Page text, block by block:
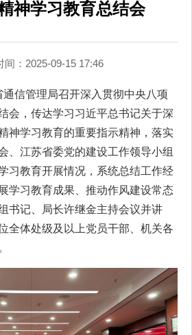
神学习教育总结会
间：2025-09-15 17:46
通信管理局召开深入贯彻中央八项
会，传达学习习近平总书记关于深
神学习教育的重要指示精神，落实
、江苏省委党的建设工作领导小组
习教育开展情况，系统总结工作经
学习教育成果、推动作风建设常态
书记、局长许继金主持会议并讲
全体处级及以上党员干部、机关各